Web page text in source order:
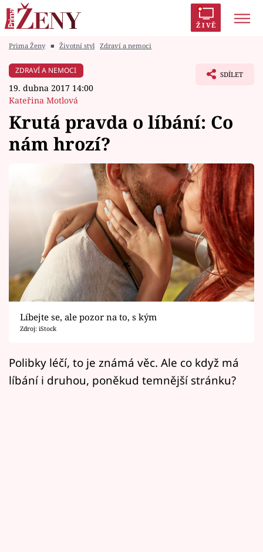
ŽIVĚ
Módní alarm
Zrádci
Témata
Seriály
Horoskopy
Sledujte prima+
Filmový festival Karlovy Vary
Mámy sobě
Prima Ženy ■ Životní styl Zdraví a nemoci
ZDRAVÍ A NEMOCI
19. dubna 2017 14:00
Kateřina Motlová
SDÍLET
Krutá pravda o líbání: Co
nám hrozí?
Líbejte se, ale pozor na to, s kým
Zdroj: iStock
Polibky léčí, to je známá věc. Ale co když má
líbání i druhou, poněkud temnější stránku?